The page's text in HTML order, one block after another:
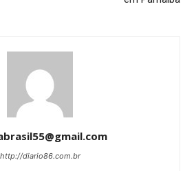
http://diario86.com.br